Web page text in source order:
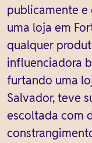
publicamente
uma loja em
qualquer
influenciadora
furtando uma
Salvador, teve
escoltada com